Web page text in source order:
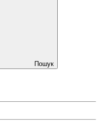
Пошук